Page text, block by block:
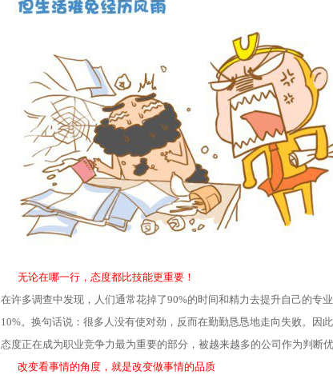
无论在哪一行，态度都比技能更重要！
在许多调查中发现，人们通常花掉了90%的时间和精力去提升自己的专
10%。换句话说：很多人没有使对劲，反而在勤勤恳恳地走向失败。因
态度正在成为职业竞争力最为重要的部分，被越来越多的公司作为判断
改变看事情的角度，就是改变做事情的品质